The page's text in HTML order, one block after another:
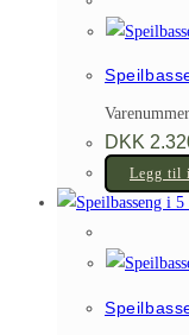
DKK
Legg til